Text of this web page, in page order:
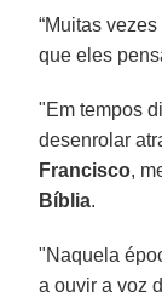
“Muitas
que eles
"Em tempos
desenrolar
Francisco,
Bíblia.
"Naquela
a ouvir a voz